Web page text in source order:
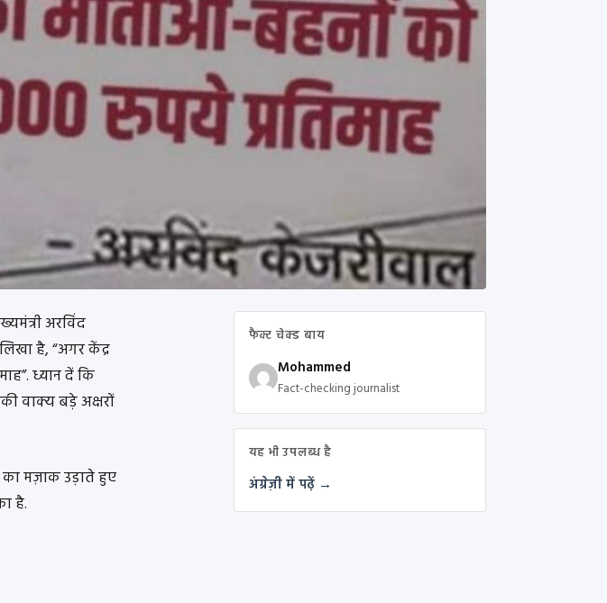
अरविंद
है, “अगर केंद्र
ध्यान दें कि
वाक्य बड़े अक्षरों
का मज़ाक उड़ाते हुए
है.
फैक्ट चेक्ड बाय
Mohammed
Fact-checking journalist
यह भी उपलब्ध है
अंग्रेज़ी में पढ़ें →